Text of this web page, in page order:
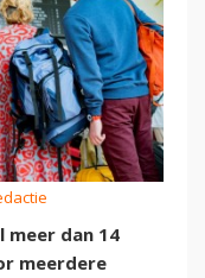
meer dan 14
meerdere